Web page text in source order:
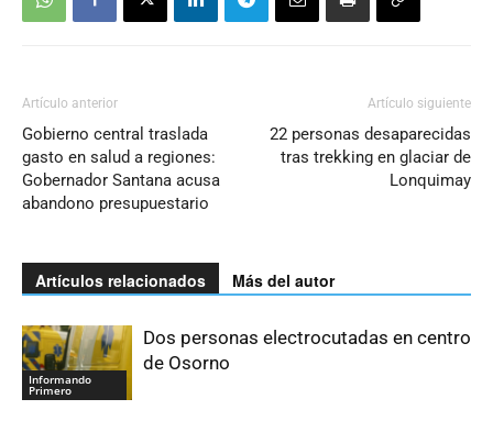
Artículo anterior
Gobierno central traslada
gasto en salud a regiones:
Gobernador Santana acusa
abandono presupuestario
Artículo siguiente
22 personas desaparecidas
tras trekking en glaciar de
Lonquimay
Artículos relacionados Más del autor
Informando
Primero
Dos personas electrocutadas en centro
de Osorno